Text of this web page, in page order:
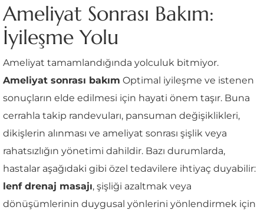
Ameliyat Sonrası Bakım:
İyileşme Yolu
Ameliyat tamamlandığında yolculuk bitmiyor.
Ameliyat sonrası bakım Optimal iyileşme ve istenen
sonuçların elde edilmesi için hayati önem taşır. Buna
cerrahla takip randevuları, pansuman değişiklikleri,
dikişlerin alınması ve ameliyat sonrası şişlik veya
rahatsızlığın yönetimi dahildir. Bazı durumlarda,
hastalar aşağıdaki gibi özel tedavilere ihtiyaç duyabilir:
lenf drenaj masajı, şişliği azaltmak veya
dönüşümlerinin duygusal yönlerini yönlendirmek için